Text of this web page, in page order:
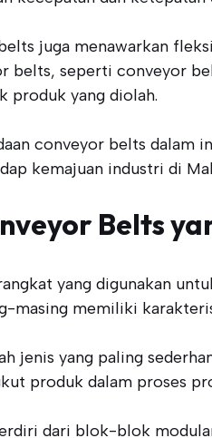
juga menawarkan
belts, seperti conveyor
produk yang diolah.
conveyor belts dalam
kemajuan industri di
Belts
yang digunakan
masing memiliki
jenis yang paling
produk dalam proses
dari blok-blok modular